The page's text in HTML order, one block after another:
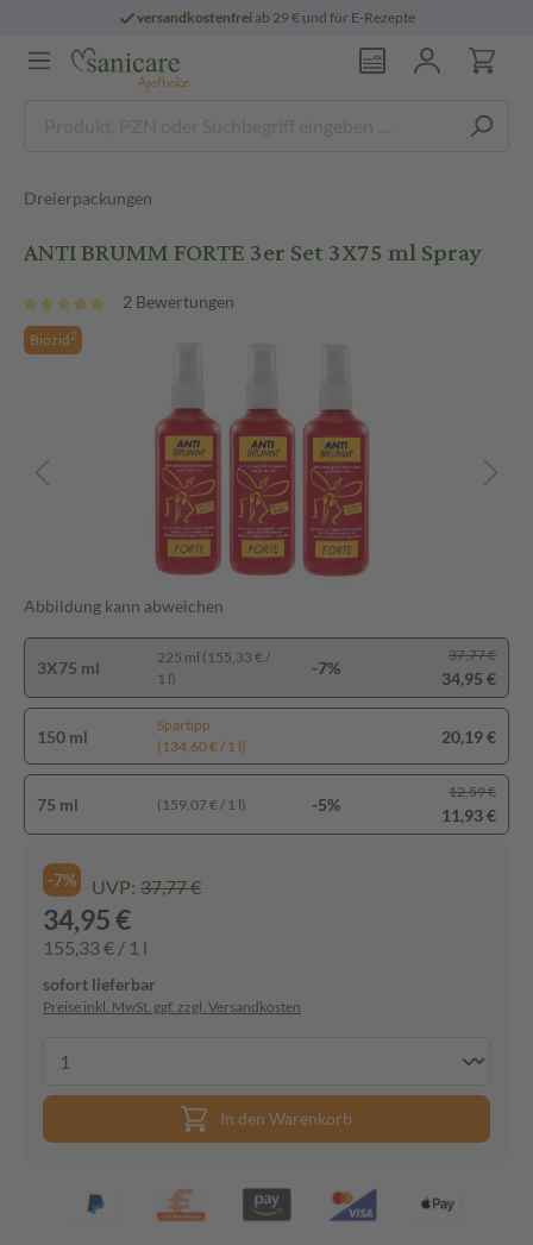
versandkostenfreiab 29 € und für E-Rezepte
Dreierpackungen
ANTI BRUMM FORTE 3er Set 3X75 ml Spray
2 Bewertungen
Biozid2
Abbildung kann abweichen
3X75 ml
225 ml (155,33 € /
1 l)
-7%
37,77 €
34,95 €
150 ml
Spartipp
(134,60 € / 1 l)
20,19 €
75 ml (159,07 € / 1 l) -5%
12,59 €
11,93 €
-7% UVP: 37,77 €
34,95 €
155,33 € / 1 l
sofort lieferbar
Preise inkl. MwSt. ggf. zzgl. Versandkosten
In den Warenkorb